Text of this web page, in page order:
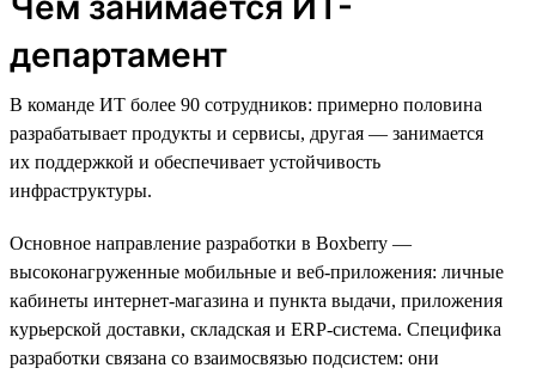
департамент
В команде ИТ более 90 сотрудников: примерно половина
разрабатывает продукты и сервисы, другая — занимается
их поддержкой и обеспечивает устойчивость
инфраструктуры.
Основное направление разработки в Boxberry —
высоконагруженные мобильные и веб-приложения: личные
кабинеты интернет-магазина и пункта выдачи, приложения
курьерской доставки, складская и ERP-система. Специфика
разработки связана со взаимосвязью подсистем: они